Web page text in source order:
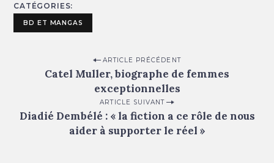
CATÉGORIES
BD ET MANGAS
ARTICLE PRÉCÉDENT
Catel Muller, biographe de femmes
exceptionnelles
ARTICLE SUIVANT
Diadié Dembélé : « la fiction a ce rôle de nous
aider à supporter le réel »